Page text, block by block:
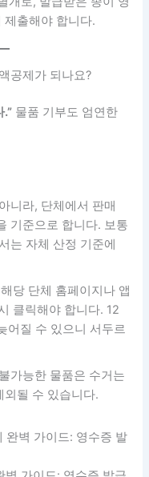
제출해야 합니다.
공제가 되나요?
.” 물품 기부도 엄연한
니라, 단체에서 판매
기준으로 합니다. 보통
는 자체 산정 기준에
당 단체 홈페이지나 앱
클릭해야 합니다. 12
어질 수 있으니 서두르
가능한 물품은 수거는
외될 수 있습니다.